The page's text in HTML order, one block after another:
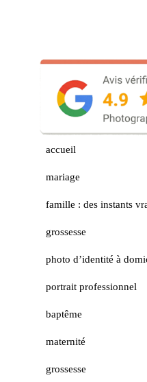
accueil
mariage
famille : des instants
grossesse
photo d’identité à
portrait professionnel
baptême
maternité
grossesse